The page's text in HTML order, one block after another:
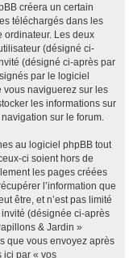
créera un certain
téléchargés dans les
ordinateur. Les deux
(désigné ci-
(désigné ci-après par
par le logiciel
vous naviguerez sur les
les informations sur
sur le forum.
au logiciel phpBB tout
ci soient hors de
les pages créées
l’information que
être, et n’est pas limité
(désignée ci-après
& Jardin »
que vous envoyez après
ici par « vos